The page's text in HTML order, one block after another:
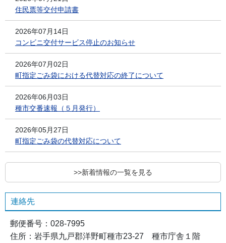
住民票等交付申請書
2026年07月14日
コンビニ交付サービス停止のお知らせ
2026年07月02日
町指定ごみ袋における代替対応の終了について
2026年06月03日
種市交番速報（５月発行）
2026年05月27日
町指定ごみ袋の代替対応について
>>新着情報の一覧を見る
連絡先
郵便番号：028-7995
住所：岩手県九戸郡洋野町種市23-27 種市庁舎１階